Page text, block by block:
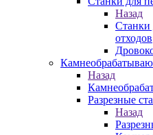
Назад
Станки
отходов
Назад
Разрезные
Назад